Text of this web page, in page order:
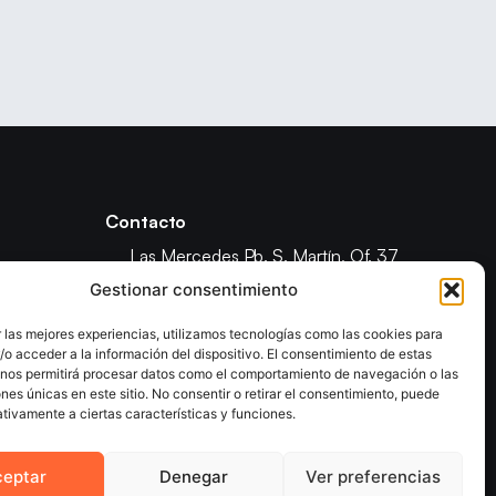
Gestionar consentimiento
las mejores experiencias, utilizamos tecnologías como las cookies para
o acceder a la información del dispositivo. El consentimiento de estas
permitirá procesar datos como el comportamiento de navegación o las
únicas en este sitio. No consentir o retirar el consentimiento, puede
a ciertas características y funciones.
Denegar Ver preferencias
Contacto
Las Mercedes Pb. S. Martín, Of. 37
Los Majuelos, La Laguna, Santa Cruz
de Tenerife
(+34) 922 821 973
info@fetenbm.com